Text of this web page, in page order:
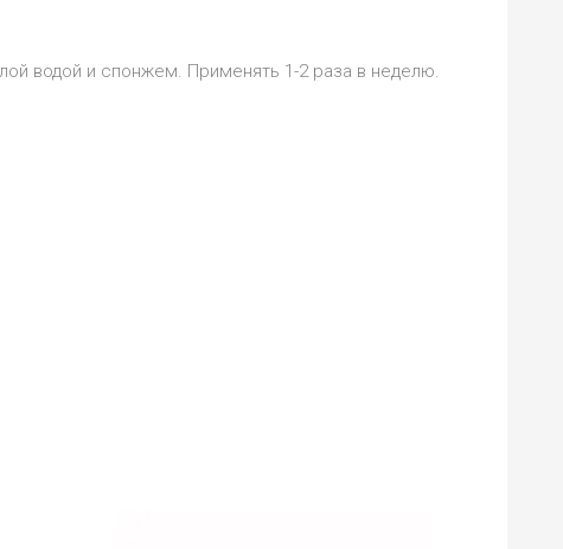
водой и спонжем. Применять 1-2 раза в неделю.